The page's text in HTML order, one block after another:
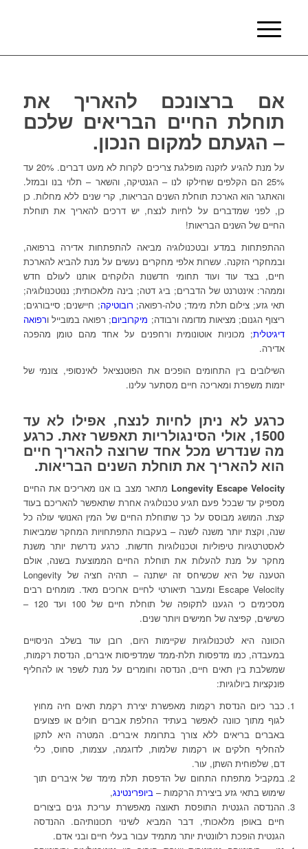
אם ברצונכם להאריך את
תוחלת החיים הבריאים שלכם
– הגעתם למקום הנכון.
על מנת להגיע לזקנה מופלגת צריכים לקרות לא מעט דברים. 20% עד
25% הם הקלפים שחילקו לנו – הגנטיקה, והשאר – תלוי בנו ובמזל.
והאתגר הוא הארכת תוחלת השנים הבריאות, קרי שנים ללא מחלות. כן
כן, לפני שמדברים על לחיות לנצח, יש דרכים להאריך את תוחלת
החיים של השנים הבריאות!
ההתפתחות במדע ובטכנולוגיה מביאה להתפתחות אדירה ברפואה,
ובמחקרי הזקנה. עשרות אלפי מחקרים נעשים על מנת להביא להארכת
חיים, בצד עוד ועוד תחומי חדשנות הלוקחים אותנו לעולם חדש
וממהר: אינטרנט של הדברים; ביג דטה; בינה מלאכותית; ננוטכנולוגיה;
תאי גזע; צילום תלת מימד; טלה-רפואה; רובוטיקה; חיישנים; סייבורגים;
ריצוף הגנום; מציאות מדומה ורבודה; מיקרוביום; רפואה במובייל ורפואה
דיגיטלית; מכוניות אוטונומית ורחפנים על אחד מהם טומן מהפכה
אדירה.
השילובים בין התחומים הופכים את הפוטנציאל לאינסופי, צונמי של
יזמות משפרת ומאריכה חיים מסתער עלינו.
כרגע לא ניתן לחיות לנצח, אפילו לא עד
1500, אולי הסינגולריות תאפשר זאת. כרגע
מה שנדרש מכל אחד שרוצה להאריך חיים
הוא להאריך את תוחלת השנים הבריאות.
Longevity Escape Velocity מתאר מצב בו אנו מאריכים את החיים
מספיק עד שבכל פעם תגיע טכנולוגיה אחרת שתאפשר להאריכם בעוד
קצת. המושג מבוסס על כך שתוחלת החיים של המין האנושי עולה כל
שנה, וקצת יותר משנה לשנה – בעקבות התפתחויות המחקר שמביאות
לאסטרטגיות טיפוליות וטכנולוגיות חדשות. כרגע נדרשת יותר משנת
מחקר על מנת להעלות את תוחלת החיים הממוצעת בשנה, אולם
הטענה של היא שכשיחס זה ישתנה – תהיה חציה של Longevity
Escape Velocity ומעבר תיאורטי לחיים ארוכים מאד. מומחים רבים
מסכימים כי הגענו לתקופה של תוחלת חיים של 100 ועד 120 –
כשישים, קפיצה של חמישים ויותר שנים.
הכוונה היא לטכנולוגיות שקיימות היום, רובן עוד בשלב הניסויים
במעבדה, כמו מדפסות תלת-ממד שמדפיסות איברים, הנדסת רקמות,
שמשלבת בין תאים חיים, הנדסה וחומרים על מנת לשפר או להחליף
פונקציות ביולוגיות:
כבר כיום הנדסת רקמות מאפשרת יצירת רקמת תאים חיה מחוץ
לגוף מתוך כוונה לאפשר בעתיד החלפת אברים חולים או פצועים
באברים בריאים ללא צורך בתרומת איברים. המטרה היא לתקן
להחליף חלקים או רקמות שלמות, לדוגמה, עצמות, סחוס, כלי
דם, שלפוחית השתן, עור.
במקביל מתפתח התחום של הדפסת תלת מימד של איברים תוך
שימוש בתאי גזע ביצירת הרקמות – ביופרינטינג,
ההנדסה הגנטית התופסת תאוצה מאפשרת עריכת גנים ביצורים
חיים באופן מלאכותי, דבר המביא לשינוי תכונותיהם. ההנדסה
הגנטית הופכת רלוונטית יותר מתמיד עבור בעלי חיים ובני אדם.